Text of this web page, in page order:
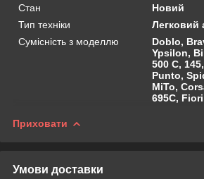
Стан
Новий
Тип техніки
Легковий
Сумісність з моделлю
Doblo,
Ypsilon,
500 C,
Punto,
MiTo,
695C,
Приховати
Умови доставки